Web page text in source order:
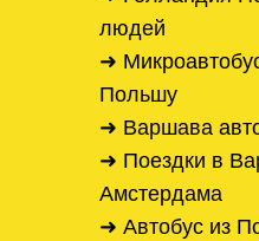
людей
➜
Польшу
➜ Варшава
➜ Поездки в
Амстердама
➜ Автобус из